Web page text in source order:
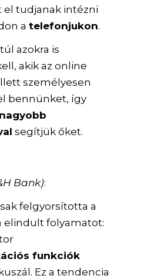
tudjanak intézni
atelefonjukon.
azokra is
akik az online
személyesen
bennünket, így
segítjük őket.
Bank):
felgyorsította a
elindult folyamatot:
funkciók
Ez a tendencia